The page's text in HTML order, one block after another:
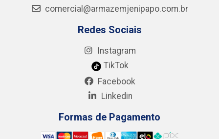
comercial@armazemjenipapo.com.br
Redes Sociais
Instagram
TikTok
Facebook
Linkedin
Formas de Pagamento